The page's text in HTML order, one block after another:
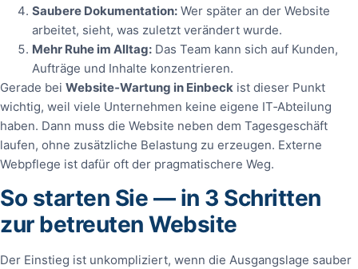
Saubere Dokumentation: Wer später an der Website
arbeitet, sieht, was zuletzt verändert wurde.
Mehr Ruhe im Alltag: Das Team kann sich auf Kunden,
Aufträge und Inhalte konzentrieren.
Gerade bei Website‑Wartung in Einbeck ist dieser Punkt
wichtig, weil viele Unternehmen keine eigene IT‑Abteilung
haben. Dann muss die Website neben dem Tagesgeschäft
laufen, ohne zusätzliche Belastung zu erzeugen. Externe
Webpflege ist dafür oft der pragmatischere Weg.
So starten Sie — in 3 Schritten
zur betreuten Website
Der Einstieg ist unkompliziert, wenn die Ausgangslage sauber